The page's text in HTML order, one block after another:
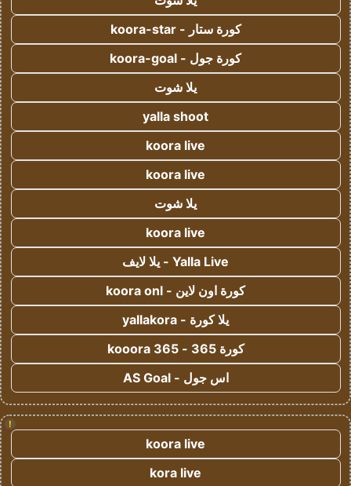
كورة ستار - koora-star
كورة جول - koora-goal
يلا شوت
yalla shoot
koora live
koora live
يلا شوت
koora live
Yalla Live - يلا لايف
كورة اون لاين - koora onl
يلا كورة - yallakora
كورة 365 - kooora 365
اس جول - AS Goal
!
koora live
kora live